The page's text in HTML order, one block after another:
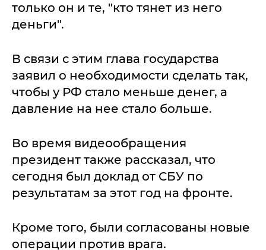
только он и те, "кто тянет из него
деньги".
В связи с этим глава государства
заявил о необходимости сделать так,
чтобы у РФ стало меньше денег, а
давление на нее стало больше.
Во время видеообращения
президент также рассказал, что
сегодня был доклад от СБУ по
результатам за этот год на фронте.
Кроме того, были согласованы новые
операции против врага.